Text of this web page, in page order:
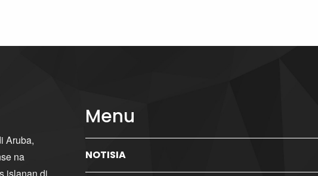
Aruba,
na
islanan di
Menu
NOTISIA